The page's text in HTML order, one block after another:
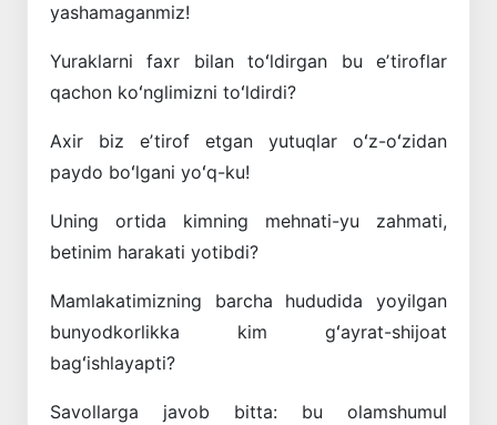
yashamaganmiz!
Yuraklarni faxr bilan toʻldirgan bu ­eʼtiroflar
qachon koʻnglimizni toʻldirdi?
Axir biz eʼtirof etgan yutuqlar oʻz-oʻzidan
paydo boʻlgani yoʻq-ku!
Uning ortida kimning mehnati-yu zahmati,
betinim harakati yotibdi?
Mamlakatimizning barcha hududida yo­yilgan
bunyodkorlikka kim gʻayrat-shijoat
bagʻishlayapti?
Savollarga javob bitta: bu olamshumul